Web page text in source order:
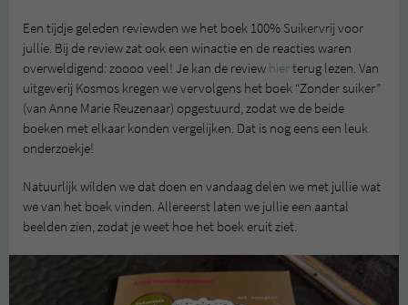
Een tijdje geleden reviewden we het boek 100% Suikervrij voor
jullie. Bij de review zat ook een winactie en de reacties waren
overweldigend: zoooo veel! Je kan de review hierterug lezen. Van
uitgeverij Kosmos kregen we vervolgens het boek “Zonder suiker”
(van Anne Marie Reuzenaar) opgestuurd, zodat we de beide
boeken met elkaar konden vergelijken. Dat is nog eens een leuk
onderzoekje!
Natuurlijk wilden we dat doen en vandaag delen we met jullie wat
we van het boek vinden. Allereerst laten we jullie een aantal
beelden zien, zodat je weet hoe het boek eruit ziet.